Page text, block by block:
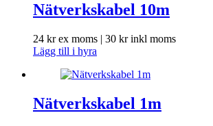
Nätverkskabel 10m
24 krex moms | 30 krinkl moms
Lägg till i hyra
Nätverkskabel 1m